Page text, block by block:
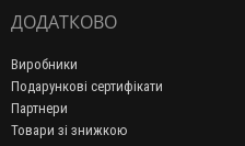
ДОДАТКОВО
Виробники
Подарункові сертифікати
Партнери
Товари зі знижкою